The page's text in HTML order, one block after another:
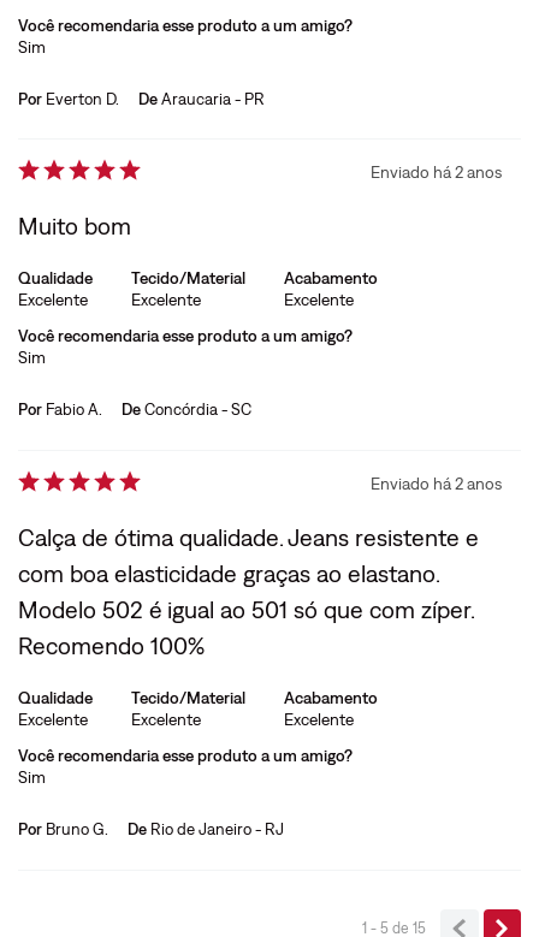
Você recomendaria esse produto a um amigo?
Sim
Por Everton D. DeAraucaria - PR
Enviado há2 anos
Muito bom
Qualidade
Excelente
Tecido/Material
Excelente
Acabamento
Excelente
Você recomendaria esse produto a um amigo?
Sim
Por Fabio A. DeConcórdia - SC
Enviado há2 anos
Calça de ótima qualidade. Jeans resistente e
com boa elasticidade graças ao elastano.
Modelo 502 é igual ao 501 só que com zíper.
Recomendo 100%
Qualidade
Excelente
Tecido/Material
Excelente
Acabamento
Excelente
Você recomendaria esse produto a um amigo?
Sim
Por Bruno G. De Rio de Janeiro - RJ
1 - 5de 15